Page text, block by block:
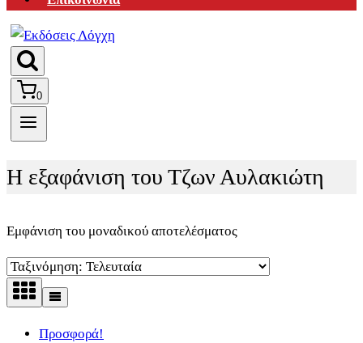
0
Η εξαφάνιση του Τζων Αυλακιώτη
Εμφάνιση του μοναδικού αποτελέσματος
Προσφορά!